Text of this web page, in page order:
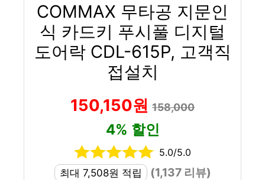
COMMAX 무타공 지문인
식 카드키 푸시풀 디지털
도어락 CDL-615P, 고객직
접설치
150,150원 158,000
4% 할인
5.0/5.0
최대 7,508원 적립
(1,137 리뷰)